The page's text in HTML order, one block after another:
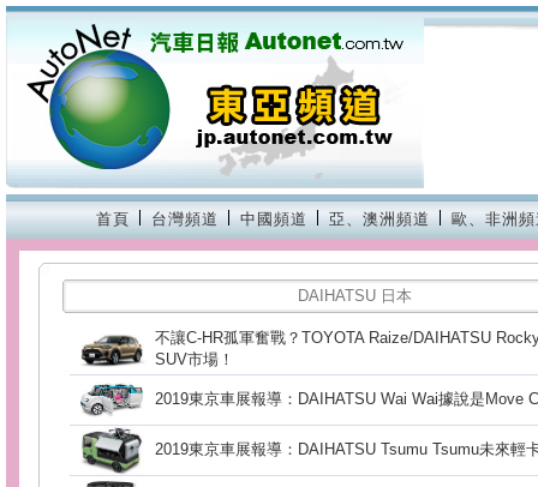
首頁 台灣頻道 中國頻道 亞、澳洲頻道 歐、非洲
DAIHATSU 日本
不讓C-HR孤軍奮戰？TOYOTA Raize/DAIHATSU
SUV市場！
2019東京車展報導：DAIHATSU Wai Wai據說是Move
2019東京車展報導：DAIHATSU Tsumu Tsumu未來輕